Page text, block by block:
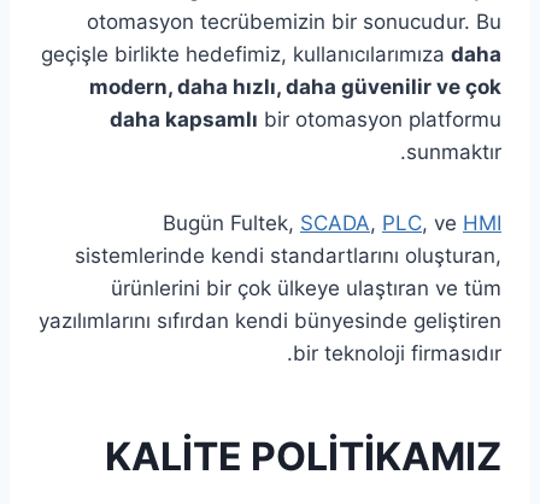
otomasyon tecrübemizin bir sonucudur. Bu
geçişle birlikte hedefimiz, kullanıcılarımıza daha
modern, daha hızlı, daha güvenilir ve çok
daha kapsamlı bir otomasyon platformu
sunmaktır.
Bugün Fultek, SCADA, PLC, ve HMI
sistemlerinde kendi standartlarını oluşturan,
ürünlerini bir çok ülkeye ulaştıran ve tüm
yazılımlarını sıfırdan kendi bünyesinde geliştiren
bir teknoloji firmasıdır.
KALİTE POLİTİKAMIZ